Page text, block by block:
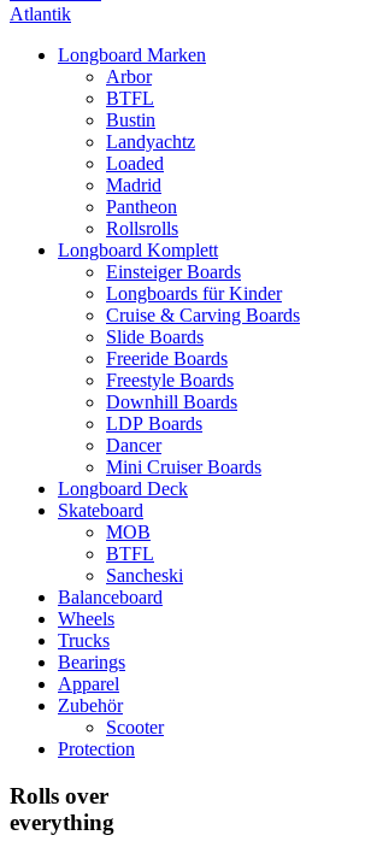
Atlantik
Longboard Marken
Arbor
BTFL
Bustin
Landyachtz
Loaded
Madrid
Pantheon
Rollsrolls
Longboard Komplett
Einsteiger Boards
Longboards für Kinder
Cruise & Carving Boards
Slide Boards
Freeride Boards
Freestyle Boards
Downhill Boards
LDP Boards
Dancer
Mini Cruiser Boards
Longboard Deck
Skateboard
MOB
BTFL
Sancheski
Balanceboard
Wheels
Trucks
Bearings
Apparel
Zubehör
Scooter
Protection
Rolls over
everything